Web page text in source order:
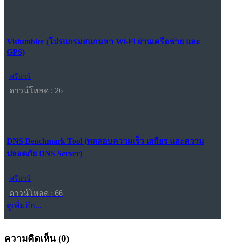
Vistumbler (โปรแกรมสแกนหา Wi-Fi ผ่านเครือข่าย และ
GPS)
ฟรีแวร์
ดาวน์โหลด : 26
DNS Benchmark Tool (ทดสอบความเร็ว เสถียร และความ
ปลอดภัย DNS Server)
ฟรีแวร์
ดาวน์โหลด : 66
ดูเพิ่มอีก...
ความคิดเห็น (0)